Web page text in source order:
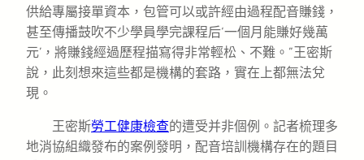
供給專屬接單資本，包管可以或許經由過程配音賺錢，
甚至傳播鼓吹不少學員學完課程后‘一個月能賺好幾萬
元’，將賺錢經過歷程描寫得非常輕松、不難。”王密斯
說，此刻想來這些都是機構的套路，實在上都無法兌
現。
王密斯勞工健康檢查的遭受并非個例。記者梳理多
地消協組織發布的案例發明，配音培訓機構存在的題目